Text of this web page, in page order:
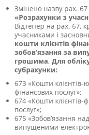
Змінено назву рах.
«Розрахунки з
Відтепер на рах. 67,
учасниками і
кошти клієнтів
зобов’язання за
грошима. Для
субрахунки:
673 «Кошти клієнтів-
фінансових послуг»;
674 «Кошти клієнтів-
послуг»;
675 «Зобов’язання
випущеними